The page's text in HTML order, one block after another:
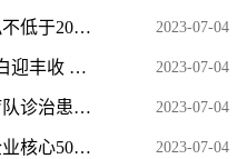
环球微资讯！中科磁业：拟不低于20亿元投建高性能钕铁硼、节能电机磁瓦及粘结磁项目 2023-07-04
天天观速讯丨长顺：7月茭白迎丰收 探索种植新模式 2023-07-04
国家卫健委：我国援外医疗队诊治患者近3亿人次 2023-07-04
【快播报】民生加银中证企业核心50ETF增聘周帅 何江离任 2023-07-04